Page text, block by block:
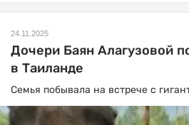
24.11.2025
Дочери Баян Алагузовой
в Таиланде
Семья побывала на встрече с